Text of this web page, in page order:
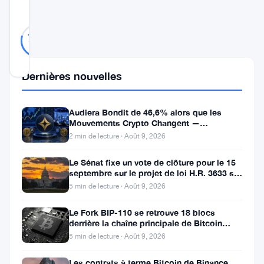
79
Centre
d’Exportation
Ministère
Défense
iranien,
Dernières nouvelles
Audiera Bondit de 46,6% alors que les
Mouvements Crypto Changent —
Mouvements Quotidiens 9 Août
2 min de lecture · Août 9, 2026
Le Sénat fixe un vote de clôture pour le 15
septembre sur le projet de loi H.R. 3633 sur
le marché des cryptos
5 min de lecture · Août 9, 2026
Le Fork BIP-110 se retrouve 18 blocs
derrière la chaîne principale de Bitcoin
après la scission des Roughnecks
5 min de lecture · Août 9, 2026